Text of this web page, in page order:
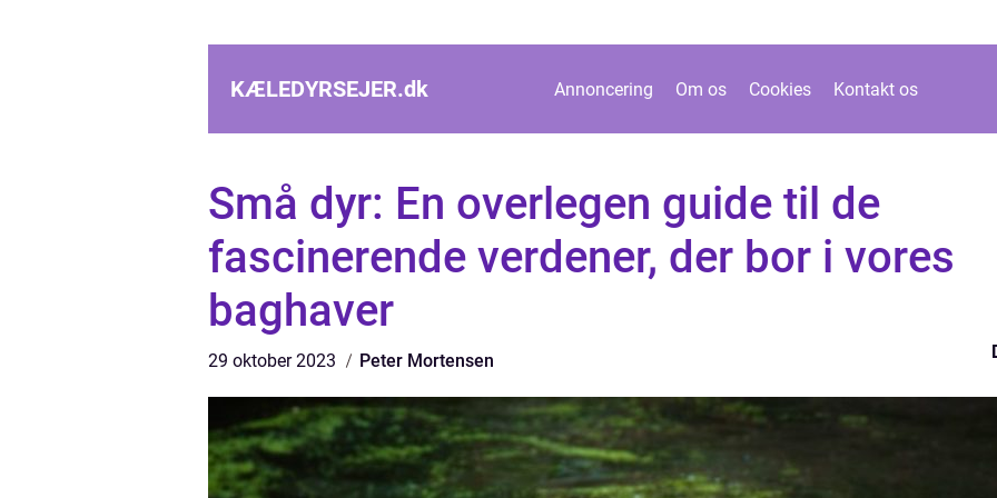
KÆLEDYRSEJER.dk Annoncering Om os Cookies Kontakt os
Små dyr: En overlegen guide til de
fascinerende verdener, der bor i vores
baghaver
29 oktober 2023 Peter Mortensen